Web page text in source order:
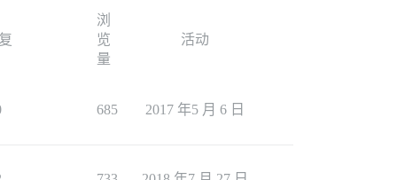
浏
览
量
活动
685 2017 年5 月 6 日